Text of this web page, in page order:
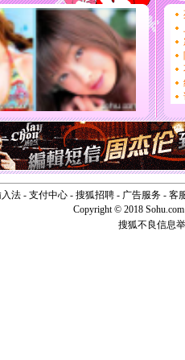
[春节]传
片叶子
送你一
[圣诞节]
你太多
要平安
[圣诞节]
能正大
天都要快
[圣诞节]
如意,快
[元旦]看
断电。爱
你是我专
[元旦] 如
起；二是
离。水晶
法- 支付中心- 搜狐招聘- 广告服务- 客
Copyright © 2018
搜狐不良信息